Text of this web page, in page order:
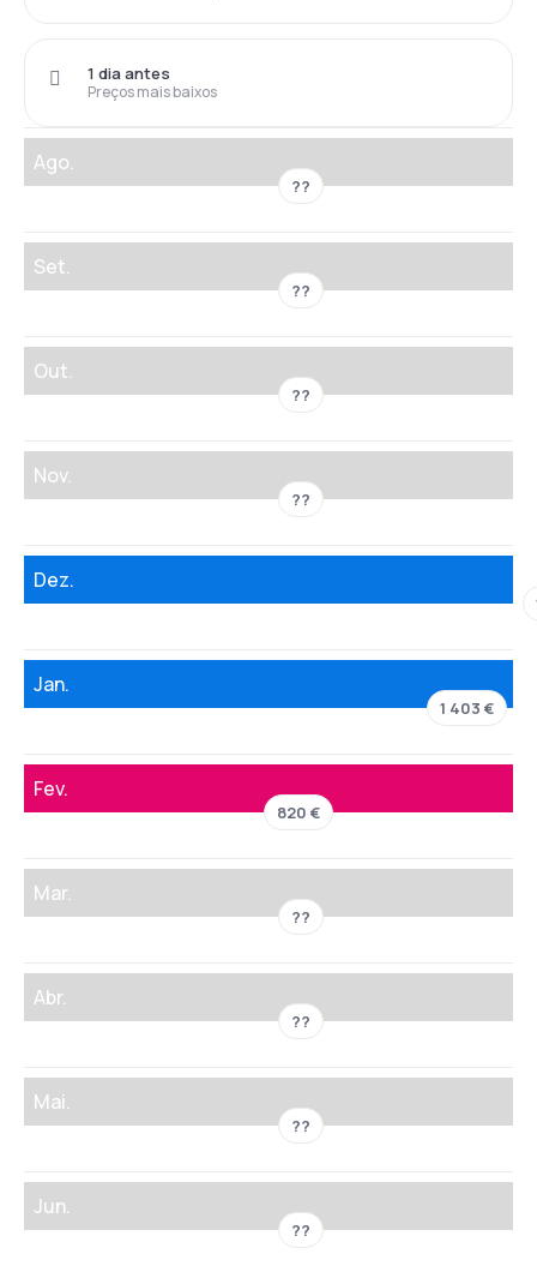
Preços mais baixos
1 dia antes
Ago.
??
Set.
??
Out.
??
Nov.
??
Dez.
Jan.
1 403 €
Fev.
820 €
Mar.
??
Abr.
??
Mai.
??
Jun.
??